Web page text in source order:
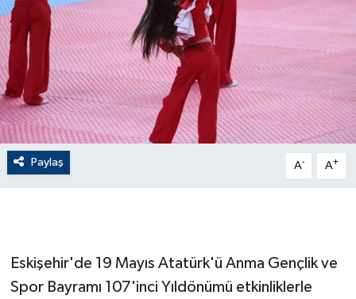
Paylaş A- A+
Eskişehir'de 19 Mayıs Atatürk'ü Anma Gençlik ve
Spor Bayramı 107'inci Yıldönümü etkinliklerle
Dünya
EĞİTİM
EKONOMİ
English News
Gayrimenkul